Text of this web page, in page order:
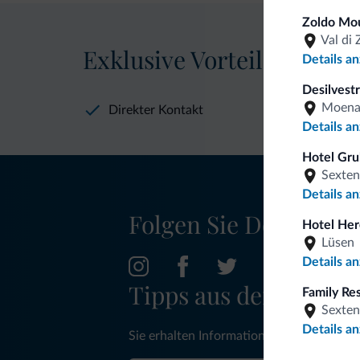
Zoldo
Val di
Details
Moena
Details
Hotel
Sexten
Details
Hotel
Lüsen
Details
Family
Sexten
Details
Exklusive Vorteile von
Direkter Kontakt
Folgen Sie Dolomiti.it
Tipps aus den
Sie erhalten Informationen, exklusive